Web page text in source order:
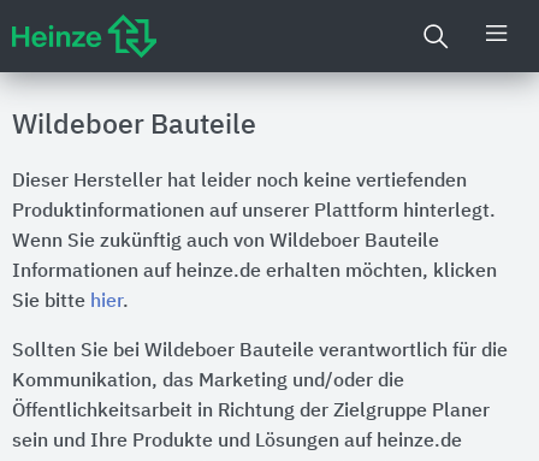
Wildeboer Bauteile
Dieser Hersteller hat leider noch keine vertiefenden
Produktinformationen auf unserer Plattform hinterlegt.
Wenn Sie zukünftig auch von Wildeboer Bauteile
Informationen auf heinze.de erhalten möchten, klicken
Sie bitte hier.
Sollten Sie bei Wildeboer Bauteile verantwortlich für die
Kommunikation, das Marketing und/oder die
Öffentlichkeitsarbeit in Richtung der Zielgruppe Planer
sein und Ihre Produkte und Lösungen auf heinze.de